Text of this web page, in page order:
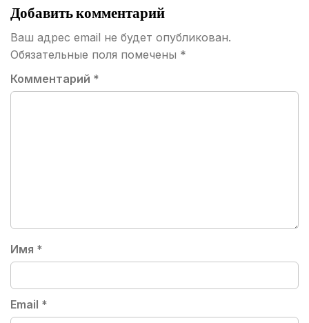
Добавить комментарий
Ваш адрес email не будет опубликован.
Обязательные поля помечены *
Комментарий *
Имя *
Email *